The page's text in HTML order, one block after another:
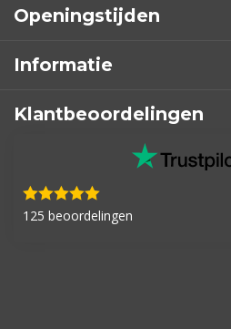
Openingstijden
Informatie
Klantbeoordelingen
125 beoordelingen